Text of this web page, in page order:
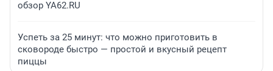
обзор YA62.RU
Успеть за 25 минут: что можно приготовить в
сковороде быстро — простой и вкусный рецепт
пиццы